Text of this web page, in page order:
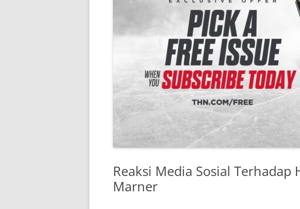
Reaksi Media Sosial
Marner